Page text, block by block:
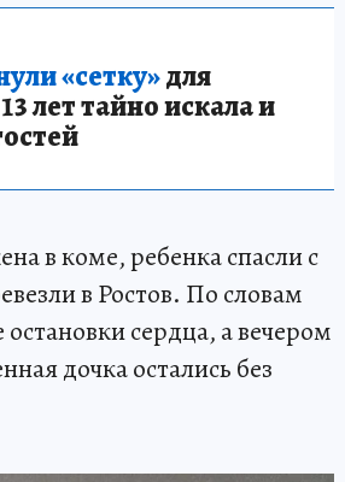
«сетку»для
лет тайно искала и
в коме, ребенка спасли с
в Ростов. По словам
остановки сердца, а вечером
дочка остались без